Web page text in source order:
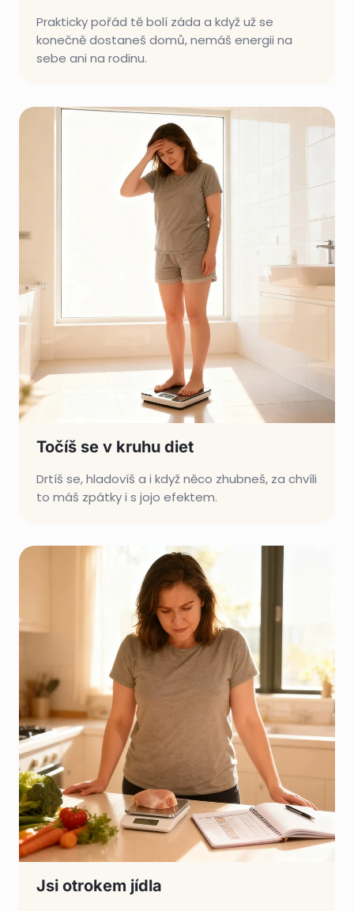
Prakticky pořád tě bolí záda a když už se
konečně dostaneš domů, nemáš energii na
sebe ani na rodinu.
Točíš se v kruhu diet
Drtíš se, hladovíš a i když něco zhubneš, za chvíli
to máš zpátky i s jojo efektem.
Jsi otrokem jídla